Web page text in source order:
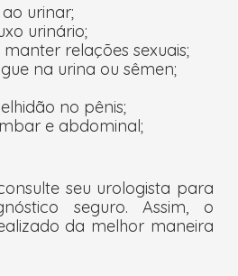
urinar;
urinário;
relações sexuais;
na urina ou sêmen;
no pênis;
e abdominal;
seu urologista para
seguro. Assim, o
da melhor maneira